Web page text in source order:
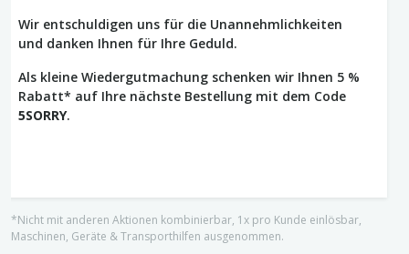
Wir entschuldigen uns für die Unannehmlichkeiten
und danken Ihnen für Ihre Geduld.
Als kleine Wiedergutmachung schenken wir Ihnen 5 %
Rabatt* auf Ihre nächste Bestellung mit dem Code
5SORRY.
*Nicht mit anderen Aktionen kombinierbar, 1x pro Kunde einlösbar,
Maschinen, Geräte & Transporthilfen ausgenommen.